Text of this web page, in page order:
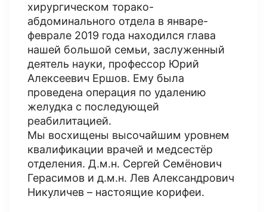
хирургическом торако-
абдоминального отдела в январе-
феврале 2019 года находился глава
нашей большой семьи, заслуженный
деятель науки, профессор Юрий
Алексеевич Ершов. Ему была
проведена операция по удалению
желудка с последующей
реабилитацией.
Мы восхищены высочайшим уровнем
квалификации врачей и медсестёр
отделения. Д.м.н. Сергей Семёнович
Герасимов и д.м.н. Лев Александрович
Никуличев – настоящие корифеи.